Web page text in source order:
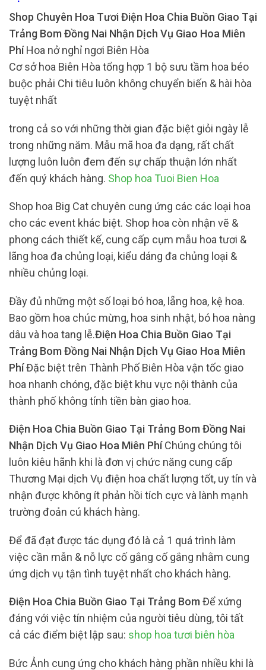
Shop Chuyên Hoa Tươi Điện Hoa Chia Buồn Giao Tại
Trảng Bom Đồng Nai Nhận Dịch Vụ Giao Hoa Miên
PhíHoa nở nghỉ ngơi Biên Hòa
Cơ sở hoa Biên Hòa tổng hợp 1 bộ sưu tầm hoa béo
buộc phải Chi tiêu luôn không chuyển biến & hài hòa
tuyệt nhất
trong cả so với những thời gian đặc biệt giỏi ngày lễ
trong những năm. Mẫu mã hoa đa dạng, rất chất
lượng luôn luôn đem đến sự chấp thuận lớn nhất
đến quý khách hàng. Shop hoa Tuoi Bien Hoa
Shop hoa Big Cat chuyên cung ứng các các loại hoa
cho các event khác biệt. Shop hoa còn nhận vẽ &
phong cách thiết kế, cung cấp cụm mẫu hoa tươi &
lãng hoa đa chủng loại, kiểu dáng đa chủng loại &
nhiều chủng loại.
Đầy đủ những một số loại bó hoa, lẵng hoa, kệ hoa.
Bao gồm hoa chúc mừng, hoa sinh nhật, bó hoa nàng
dâu và hoa tang lễ.Điện Hoa Chia Buồn Giao Tại
Trảng Bom Đồng Nai Nhận Dịch Vụ Giao Hoa Miên
PhíĐặc biệt trên Thành Phố Biên Hòa vận tốc giao
hoa nhanh chóng, đặc biệt khu vực nội thành của
thành phố không tính tiền bàn giao hoa.
Điện Hoa Chia Buồn Giao Tại Trảng Bom Đồng Nai
Nhận Dịch Vụ Giao Hoa Miên PhíChúng chúng tôi
luôn kiêu hãnh khi là đơn vị chức năng cung cấp
Thương Mại dịch Vụ điện hoa chất lượng tốt, uy tín và
nhận được không ít phản hồi tích cực và lành mạnh
trường đoản cú khách hàng.
Để đã đạt được tác dụng đó là cả 1 quá trình làm
việc cần mẫn & nỗ lực cố gắng cố gắng nhằm cung
ứng dịch vụ tận tình tuyệt nhất cho khách hàng.
Điện Hoa Chia Buồn Giao Tại Trảng BomĐể xứng
đáng với việc tín nhiệm của người tiêu dùng, tôi tất
cả các điểm biệt lập sau: shop hoa tươi biên hòa
Bức Ảnh cung ứng cho khách hàng phần nhiều khi là